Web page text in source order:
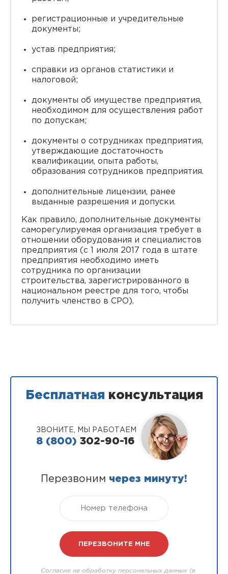
регистрационные и учредительные
документы;
устав предприятия;
справки из органов статистики и
налоговой;
документы об имуществе предприятия,
необходимом для осуществления работ
по допускам;
документы о сотрудниках предприятия,
утверждающие достаточность
квалификации, опыта работы,
образования сотрудников предприятия.
дополнительные лицензии, ранее
выданные разрешения и допуски.
Как правило, дополнительные документы
саморегулируемая организация требует в
отношении оборудования и специалистов
предприятия (с 1 июля 2017 года в штате
предприятия необходимо иметь
сотрудника по организации
строительства, зарегистрированного в
национальном реестре для того, чтобы
получить членство в СРО).
Бесплатная консультация
ЗВОНИТЕ, МЫ РАБОТАЕМ
8 (800) 302-90-16
Перезвоним через минуту!
Согласие на обработку персональных данных (в